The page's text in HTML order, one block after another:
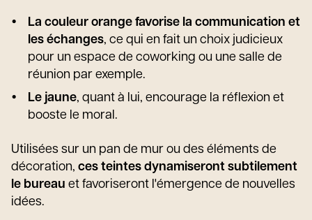
La couleur orange favorise la communication et
les échanges, ce qui en fait un choix judicieux
pour un espace de coworking ou une salle de
réunion par exemple.
Le jaune, quant à lui, encourage la réflexion et
booste le moral.
Utilisées sur un pan de mur ou des éléments de
décoration, ces teintes dynamiseront subtilement
le bureau et favoriseront l'émergence de nouvelles
idées.